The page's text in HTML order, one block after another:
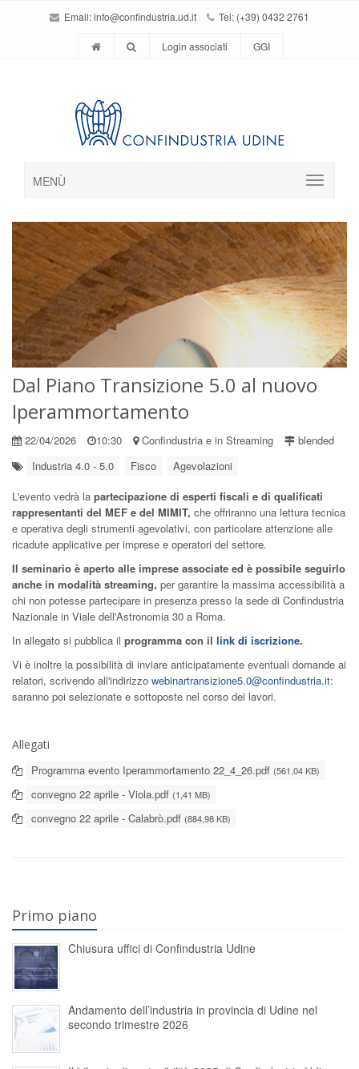
Email:info@confindustria.ud.it Tel: (+39) 0432 2761
Login associati GGI
MENÙ
Dal Piano Transizione 5.0 al nuovo
Iperammortamento
22/04/2026 10:30 Confindustria e in Streaming
blended
Industria 4.0 - 5.0
Fisco
Agevolazioni
L'evento vedrà la partecipazione di esperti fiscali e di qualificati
rappresentanti del MEF e del MIMIT, che offriranno una lettura tecnica
e operativa degli strumenti agevolativi, con particolare attenzione alle
ricadute applicative per imprese e operatori del settore.
Il seminario è aperto alle imprese associate ed è possibile seguirlo
anche in modalità streaming, per garantire la massima accessibilità a
chi non potesse partecipare in presenza presso la sede di Confindustria
Nazionale in Viale dell'Astronomia 30 a Roma.
In allegato si pubblica il programma con il link di iscrizione.
Vi è inoltre la possibilità di inviare anticipatamente eventuali domande ai
relatori, scrivendo all'indirizzo webinartransizione5.0@confindustria.it:
saranno poi selezionate e sottoposte nel corso dei lavori.
Allegati
Programma evento Iperammortamento 22_4_26.pdf (561,04 KB)
convegno 22 aprile - Viola.pdf (1,41 MB)
convegno 22 aprile - Calabrò.pdf (884,98 KB)
Primo piano
Chiusura uffici di Confindustria Udine
Andamento dell’industria in provincia di Udine nel
secondo trimestre 2026